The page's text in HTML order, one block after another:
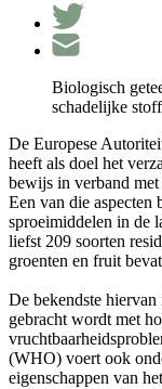
Biologisch
schadelijke
De Europese
heeft als doel het
bewijs in verband met
Een van die aspecten
sproeimiddelen in de
liefst 209 soorten
groenten en fruit
De bekendste
gebracht wordt met
(WHO) voert ook
eigenschappen van